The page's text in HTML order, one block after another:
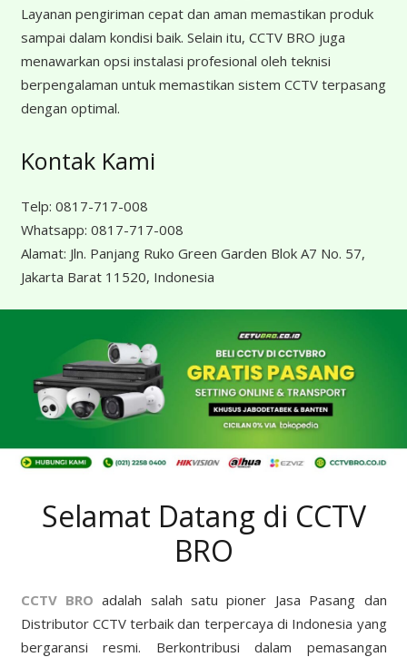
Layanan pengiriman cepat dan aman memastikan produk
sampai dalam kondisi baik. Selain itu, CCTV BRO juga
menawarkan opsi instalasi profesional oleh teknisi
berpengalaman untuk memastikan sistem CCTV terpasang
dengan optimal.
Kontak Kami
Telp: 0817-717-008
Whatsapp: 0817-717-008
Alamat: Jln. Panjang Ruko Green Garden Blok A7 No. 57,
Jakarta Barat 11520, Indonesia
Selamat Datang di CCTV
BRO
CCTV BRO adalah salah satu pioner Jasa Pasang dan
Distributor CCTV terbaik dan terpercaya di Indonesia yang
bergaransi resmi. Berkontribusi dalam pemasangan